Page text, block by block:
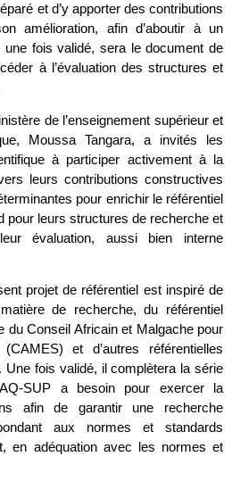
et d’y apporter des contributions
amélioration, afin d’aboutir à un
fois validé, sera le document de
à l’évaluation des structures et
de l’enseignement supérieur et
Moussa Tangara, a invités les
à participer activement à la
leurs contributions constructives
pour enrichir le référentiel
pour leurs structures de recherche et
évaluation, aussi bien interne
projet de référentiel est inspiré de
de recherche, du référentiel
du Conseil Africain et Malgache pour
(CAMES) et d’autres référentielles
Une fois validé, il complètera la série
SUP a besoin pour exercer la
afin de garantir une recherche
aux normes et standards
en adéquation avec les normes et